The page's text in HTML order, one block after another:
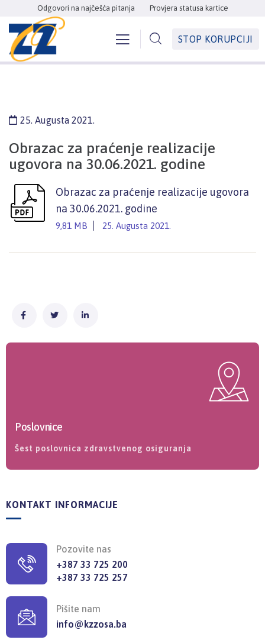
Odgovori na najčešća pitanja Provjera statusa kartice
STOP KORUPCIJI
25. Augusta 2021.
Obrazac za praćenje realizacije
ugovora na 30.06.2021. godine
Obrazac za praćenje realizacije ugovora
na 30.06.2021. godine
9,81 MB 25. Augusta 2021.
Poslovnice
Šest poslovnica zdravstvenog osiguranja
KONTAKT INFORMACIJE
Pozovite nas
+387 33 725 200
+387 33 725 257
Pišite nam
info@kzzosa.ba